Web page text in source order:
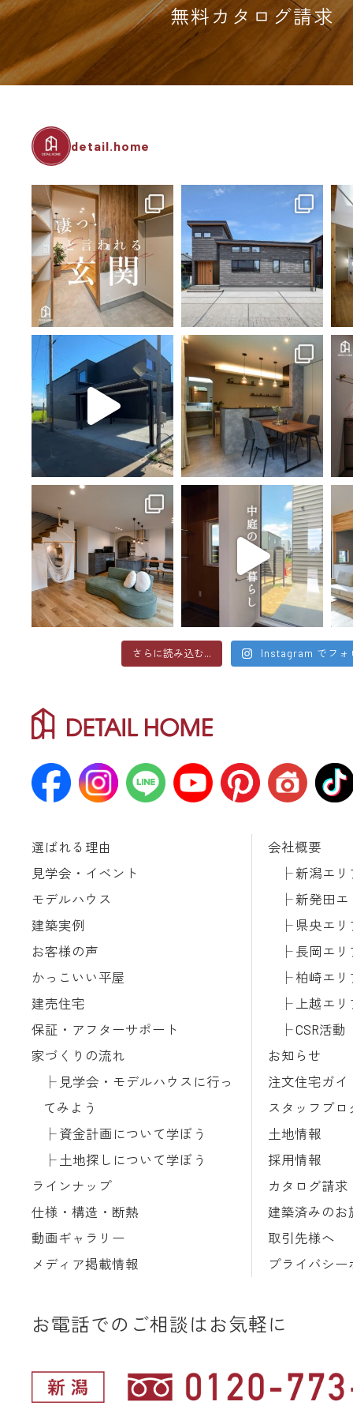
無料カタログ請求
detail.home
さらに読み込む... Instagram でフォ
選ばれる理由
見学会・イベント
モデルハウス
建築実例
お客様の声
かっこいい平屋
建売住宅
保証・アフターサポート
家づくりの流れ
見学会・モデルハウスに行っ
てみよう
資金計画について学ぼう
土地探しについて学ぼう
ラインナップ
仕様・構造・断熱
動画ギャラリー
メディア掲載情報
会社概要
新潟エリ
新発田エ
県央エリ
長岡エリ
柏崎エリ
上越エリ
CSR活動
お知らせ
注文住宅ガイ
スタッフブロ
土地情報
採用情報
カタログ請求
建築済みのお
取引先様へ
プライバシー
お電話でのご相談はお気軽に